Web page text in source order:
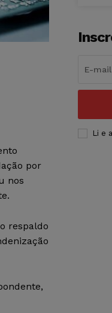
por
nos
respaldo
Li e